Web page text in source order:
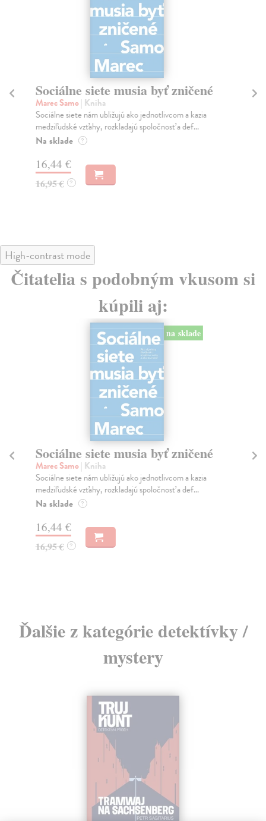
Sociálne siete musia byť zničené
Marec Samo| Kniha
Sociálne siete nám ubližujú ako jednotlivcom a kazia
medziľudské vzťahy, rozkladajú spoločnosť a def...
Na sklade ?
16,44 €
16,95 € ?
High-contrast mode
Čitatelia s podobným vkusom si
kúpili aj:
na sklade
Sociálne siete musia byť zničené
Marec Samo| Kniha
Sociálne siete nám ubližujú ako jednotlivcom a kazia
medziľudské vzťahy, rozkladajú spoločnosť a def...
Na sklade ?
16,44 €
16,95 € ?
Ďalšie z kategórie detektívky /
mystery